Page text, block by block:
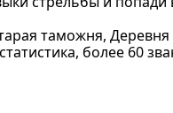
таможня, Деревня
более 60